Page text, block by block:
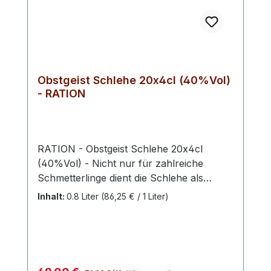
Obstgeist Schlehe 20x4cl (40%Vol)
- RATION
RATION - Obstgeist Schlehe 20x4cl
(40%Vol) - Nicht nur für zahlreiche
Schmetterlinge dient die Schlehe als
beliebte Nektarquelle. Unser
Inhalt: 0.8 Liter (86,25 € / 1 Liter)
Regulärer Preis: